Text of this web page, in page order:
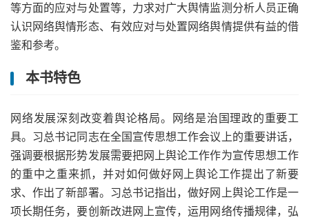
等方面的应对与处置等，力求对广大舆情监测分析人员正确
认识网络舆情形态、有效应对与处置网络舆情提供有益的借
鉴和参考。
本书特色
网络发展深刻改变着舆论格局。网络是治国理政的重要工
具。习总书记同志在全国宣传思想工作会议上的重要讲话，
强调要根据形势发展需要把网上舆论工作作为宣传思想工作
的重中之重来抓，并对如何做好网上舆论工作提出了新要
求、作出了新部署。习总书记指出，做好网上舆论工作是一
项长期任务，要创新改进网上宣传，运用网络传播规律，弘